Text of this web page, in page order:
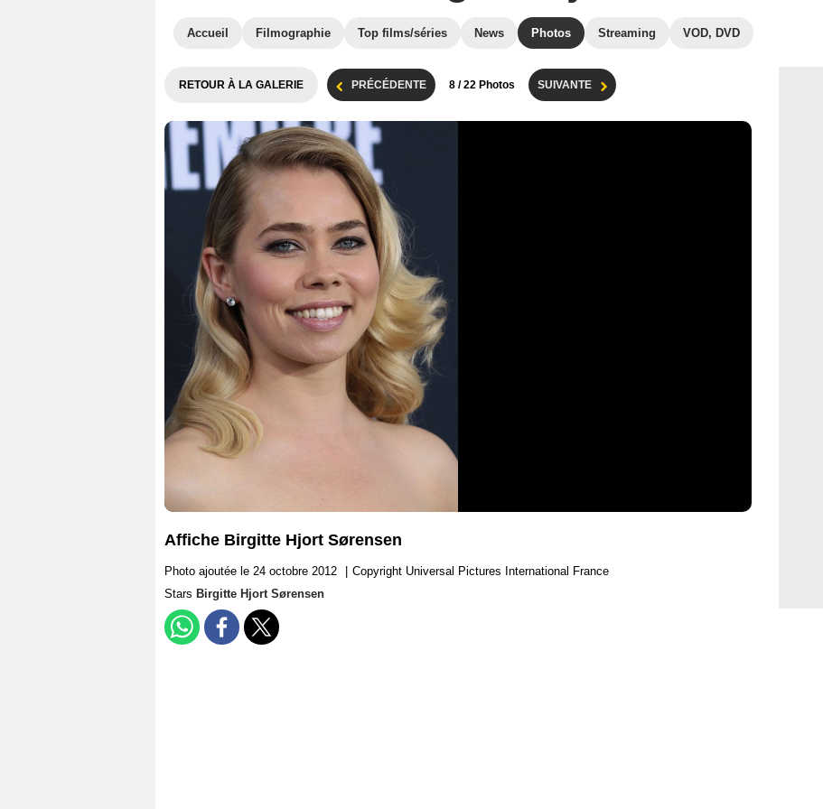
Accueil Filmographie Top films/séries News Photos Streaming VOD, DVD
RETOUR À LA GALERIE PRÉCÉDENTE 8 / 22 Photos SUIVANTE
Affiche Birgitte Hjort Sørensen
Photo ajoutée le 24 octobre 2012
Copyright Universal Pictures International France
Stars Birgitte Hjort Sørensen